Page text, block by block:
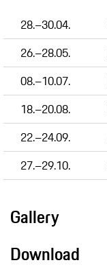
28.–30.04.
26.–28.05.
08.–10.07.
18.–20.08.
22.–24.09.
27.–29.10.
Gallery
Download